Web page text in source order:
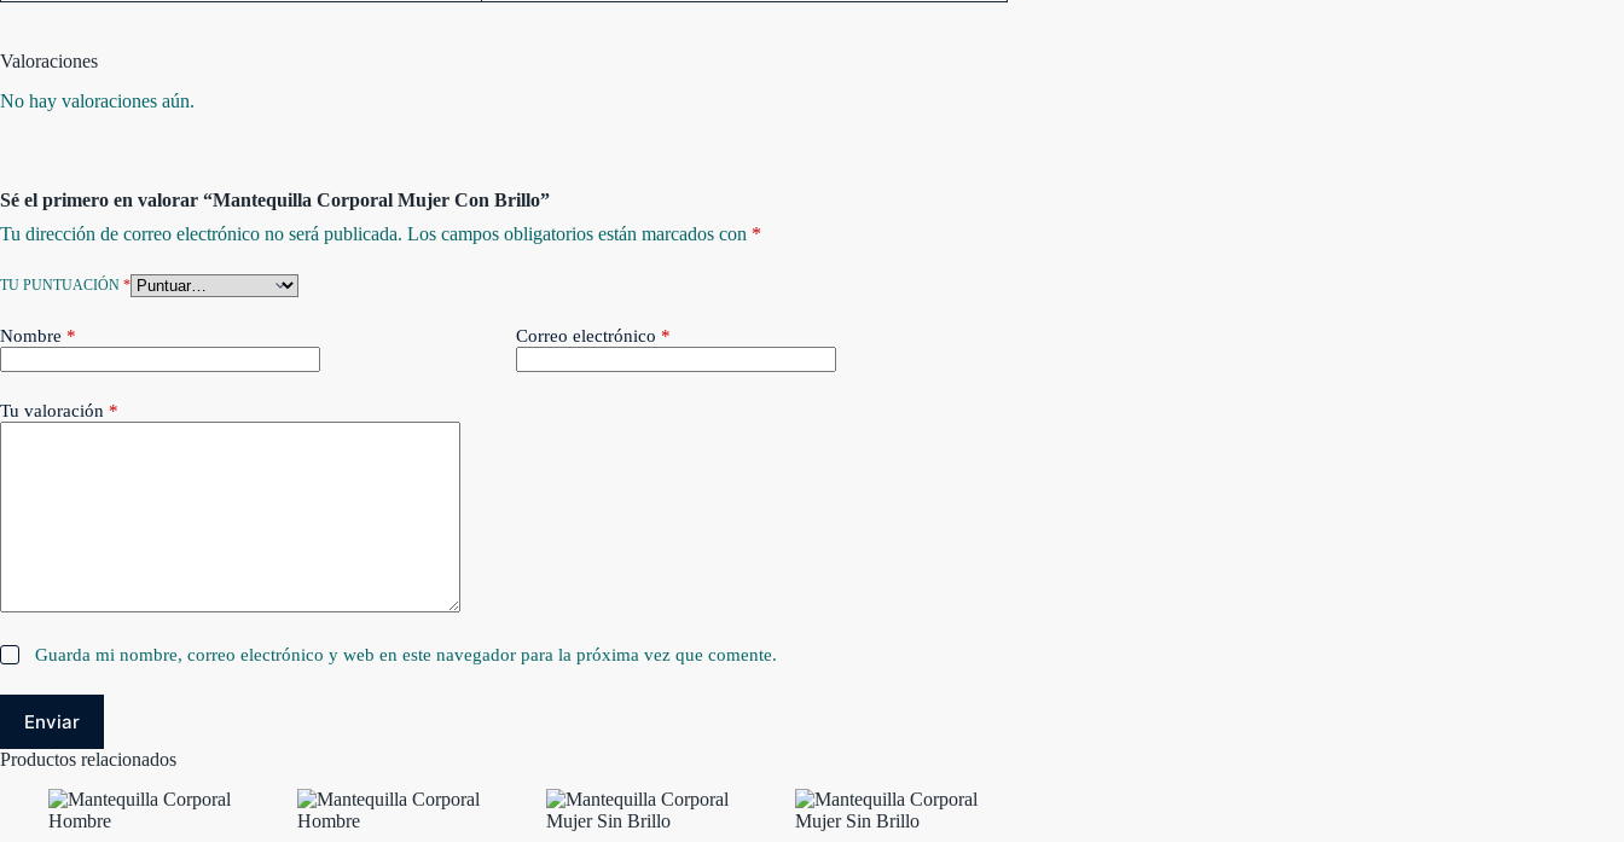
Valoraciones
No hay valoraciones aún.
Sé el primero en valorar “Mantequilla Corporal Mujer Con Brillo”
Tu dirección de correo electrónico no será publicada. Los campos obligatorios están marcados con *
TU PUNTUACIÓN *
Nombre * Correo electrónico *
Tu valoración *
Guarda mi nombre, correo electrónico y web en este navegador para la próxima vez que comente.
Enviar
Productos relacionados